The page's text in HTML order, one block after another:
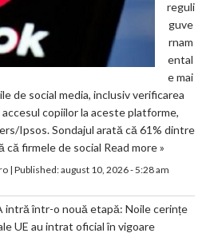
reguli
guve
rnam
ental
e mai
de social media, inclusiv verificarea
copiilor la aceste platforme,
Ipsos. Sondajul arată că 61% dintre
că firmele de social Read more »
| Published:august 10, 2026 - 5:28 am
intră într-o nouă etapă: Noile cerințe
UE au intrat oficial în vigoare